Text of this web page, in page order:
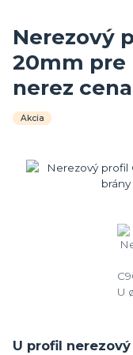
Nerezový
20mm pre
nerez
Akcia
U profil nerezový